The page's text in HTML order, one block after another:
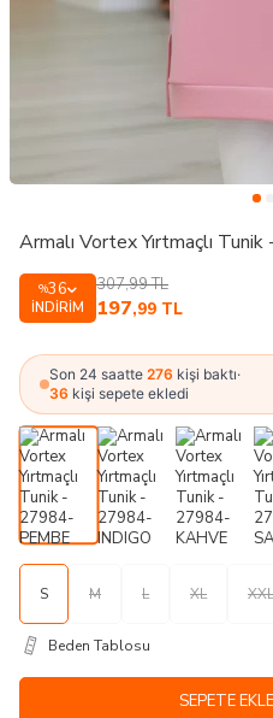
Armalı Vortex Yırtmaçlı
%36
İNDIRIM
307,99TL
197,99 TL
Son 24 saatte 276 kişi baktı·
36 kişi sepete ekledi
S M L XL XXL
Beden Tablosu
SEPETE EKLE